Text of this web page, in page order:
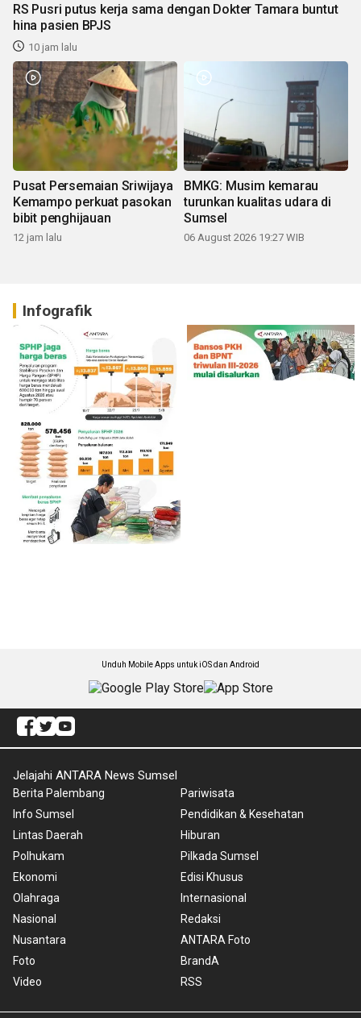
RS Pusri putus kerja sama dengan Dokter Tamara buntut
hina pasien BPJS
10 jam lalu
Pusat Persemaian Sriwijaya
Kemampo perkuat pasokan
bibit penghijauan
12 jam lalu
BMKG: Musim kemarau
turunkan kualitas udara di
Sumsel
06 August 2026 19:27 WIB
Infografik
Unduh Mobile Apps untuk iOS dan Android
Jelajahi ANTARA News Sumsel
Berita Palembang
Info Sumsel
Lintas Daerah
Polhukam
Ekonomi
Olahraga
Nasional
Nusantara
Foto
Video
Pariwisata
Pendidikan & Kesehatan
Hiburan
Pilkada Sumsel
Edisi Khusus
Internasional
Redaksi
ANTARA Foto
BrandA
RSS